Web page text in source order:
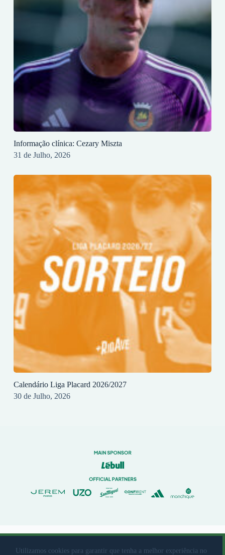
Utilizamos cookies para garantir que tenha a melhor experiência no
Informação clínica: Cezary Miszta
31 de Julho, 2026
Calendário Liga Placard 2026/2027
30 de Julho, 2026
© 2023 Rio Ave Futebol Clube Desenvolvido porbrandit